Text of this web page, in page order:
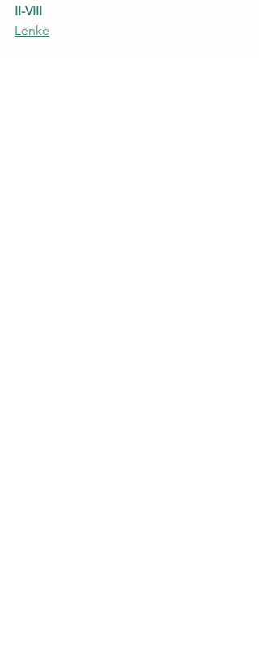
II-VIII
Lenke